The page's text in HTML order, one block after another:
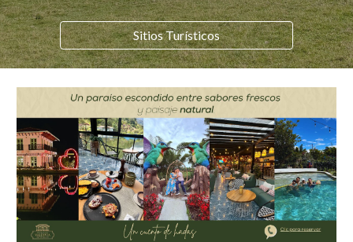
Sitios Turísticos